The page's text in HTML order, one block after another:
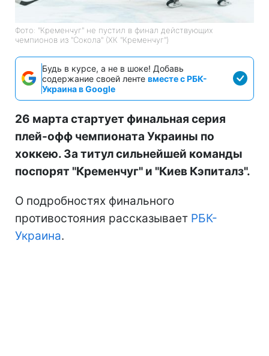
Фото: "Кременчуг" не пустил в финал действующих
чемпионов из "Сокола" (ХК "Кременчуг")
Будь в курсе, а не в шоке! Добавь
содержание своей ленте вместе с РБК-
Украина в Google
26 марта стартует финальная серия
плей-офф чемпионата Украины по
хоккею. За титул сильнейшей команды
поспорят "Кременчуг" и "Киев Кэпиталз".
О подробностях финального
противостояния рассказывает РБК-
Украина.